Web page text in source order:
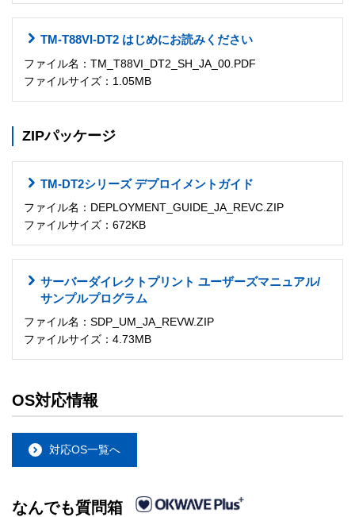
TM-T88VI-DT2 はじめにお読みください
ファイル名：TM_T88VI_DT2_SH_JA_00.PDF
ファイルサイズ：1.05MB
ZIPパッケージ
TM-DT2シリーズ デプロイメントガイド
ファイル名：DEPLOYMENT_GUIDE_JA_REVC.ZIP
ファイルサイズ：672KB
サーバーダイレクトプリント ユーザーズマニュアル/
サンプルプログラム
ファイル名：SDP_UM_JA_REVW.ZIP
ファイルサイズ：4.73MB
OS対応情報
対応OS一覧へ
なんでも質問箱